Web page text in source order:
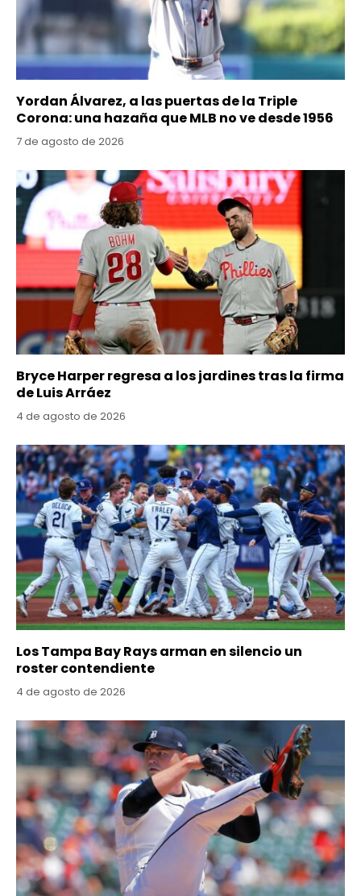
Yordan Álvarez, a las puertas de la Triple
Corona: una hazaña que MLB no ve desde 1956
7 de agosto de 2026
Bryce Harper regresa a los jardines tras la firma
de Luis Arráez
4 de agosto de 2026
Los Tampa Bay Rays arman en silencio un
roster contendiente
4 de agosto de 2026